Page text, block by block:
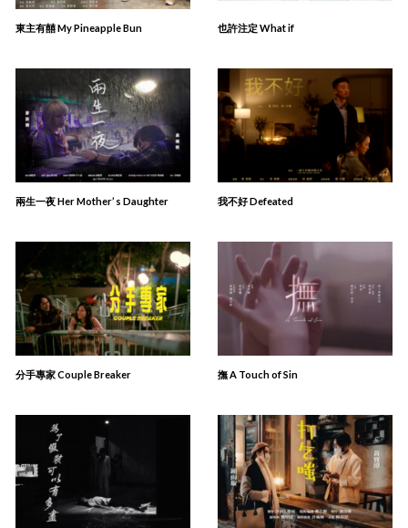
東主有囍 My Pineapple Bun 也許注定 What if
兩生一夜 Her Mother’ s Daughter 我不好 Defeated
分手專家 Couple Breaker 撫 A Touch of Sin